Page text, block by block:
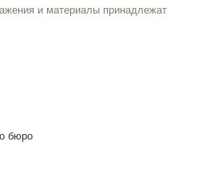
и материалы принадлежат
бюро